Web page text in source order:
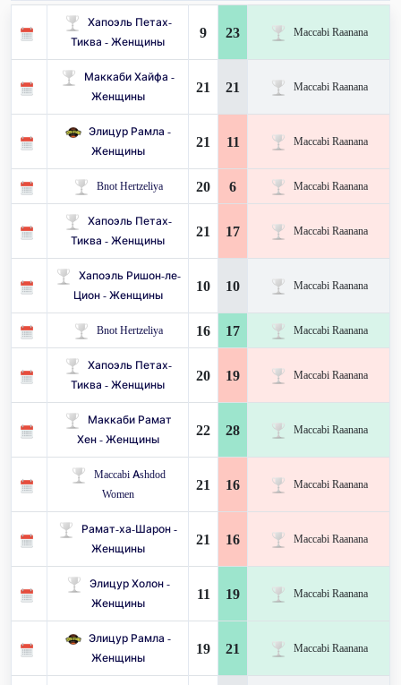
Хапоэль Петах-
Тиква - Женщины
9 23 Maccabi Raanana
Маккаби Хайфа -
Женщины
21 21 Maccabi Raanana
Элицур Рамла -
Женщины
21 11 Maccabi Raanana
Bnot Hertzeliya 20 6 Maccabi Raanana
Хапоэль Петах-
Тиква - Женщины
21 17 Maccabi Raanana
Хапоэль Ришон-ле-
Цион - Женщины
10 10 Maccabi Raanana
Bnot Hertzeliya 16 17 Maccabi Raanana
Хапоэль Петах-
Тиква - Женщины
20 19 Maccabi Raanana
Маккаби Рамат
Хен - Женщины
22 28 Maccabi Raanana
Maccabi Ashdod
Women
21 16 Maccabi Raanana
Рамат-ха-Шарон -
Женщины
21 16 Maccabi Raanana
Элицур Холон -
Женщины
11 19 Maccabi Raanana
Элицур Рамла -
Женщины
19 21 Maccabi Raanana